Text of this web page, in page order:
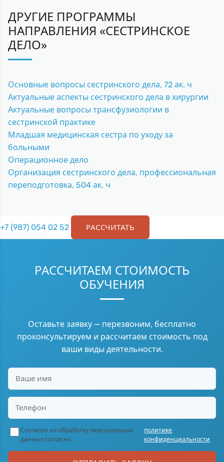
ДРУГИЕ ПРОГРАММЫ
НАПРАВЛЕНИЯ «СЕСТРИНСКОЕ
ДЕЛО»
Основные вопросы сестринского дела, 72 ак. ч
Актуальные аспекты сестринского дела в хирургии
Актуальные вопросы трансфузиологии в
сестринской практике
Младшая медицинская сестра по уходу за
больными
Операционное дело
Организация сестринского дела, профессиональная
переподготовка, 504 ак. ч
+7 (987) 054 02 52 РАССЧИТАТЬ
РАССЧИТАЕМ СТОИМОСТЬ
ОБУЧЕНИЯ
Оставьте заявку — перезвоним, бесплатно
проконсультируем и рассчитаем стоимость под
ваши виды деятельности.
Согласен на обработку персональных
данных согласно
политике
конфиденциальности